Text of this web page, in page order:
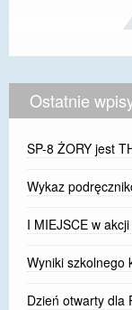
Ostatnie
SP-8 ŻORY jest
Wykaz
I MIEJSCE w
Wyniki szkolnego
Dzień otwarty dla